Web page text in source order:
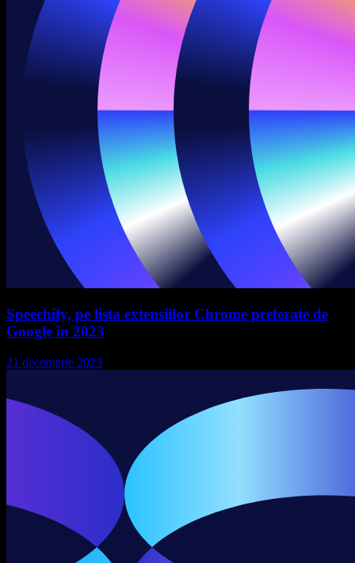
Speechify, pe lista extensiilor Chrome preferate de
Google în 2023
21 decembrie 2023